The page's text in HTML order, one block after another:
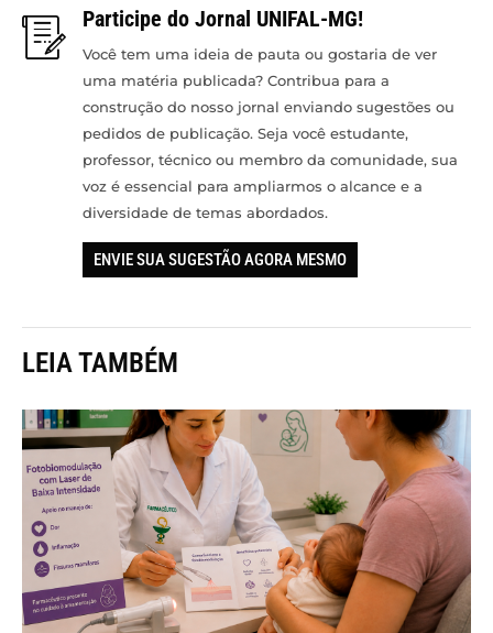
Participe do Jornal UNIFAL-MG!
Você tem uma ideia de pauta ou gostaria de ver
uma matéria publicada? Contribua para a
construção do nosso jornal enviando sugestões ou
pedidos de publicação. Seja você estudante,
professor, técnico ou membro da comunidade, sua
voz é essencial para ampliarmos o alcance e a
diversidade de temas abordados.
ENVIE SUA SUGESTÃO AGORA MESMO
LEIA TAMBÉM